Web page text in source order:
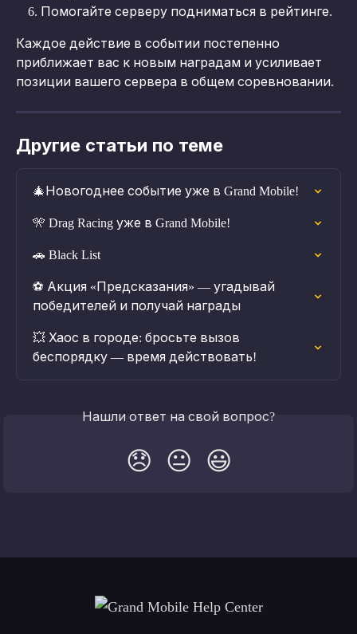
Помогайте серверу подниматься в рейтинге.
Каждое действие в событии постепенно
приближает вас к новым наградам и усиливает
позиции вашего сервера в общем соревновании.
Другие статьи по теме
🎄Новогоднее событие уже в Grand Mobile!
🎌 Drag Racing уже в Grand Mobile!
🚗 Black List
⚽ Акция «Предсказания» — угадывай
победителей и получай награды
💥 Хаос в городе: бросьте вызов
беспорядку — время действовать!
Нашли ответ на свой вопрос?
😞 😐 😃